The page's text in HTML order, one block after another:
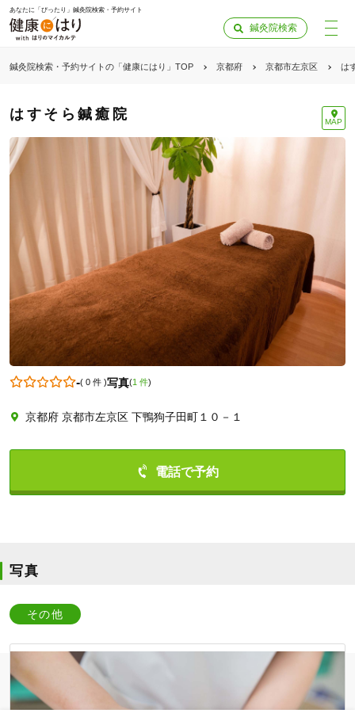
あなたに「ぴったり」鍼灸院検索・予約サイト
鍼灸院検索
鍼灸院検索・予約サイトの「健康にはり」TOP 京都府 京都市左京区 は
はすそら鍼癒院 MAP
-( 0 件)写真(1 件)
京都府 京都市左京区 下鴨狗子田町１０－１
写真
その他
「健康にはりを見た」
0757035815